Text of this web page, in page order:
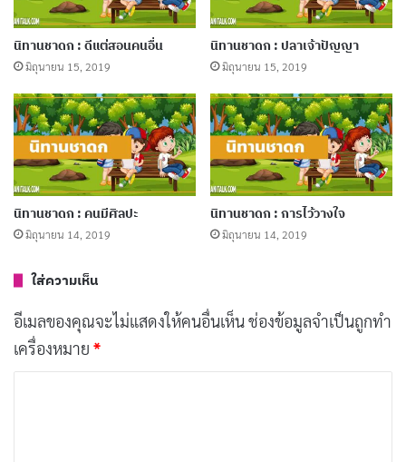
เขาจึงวางเฉยในเรื่องชื่อ เดินทางกลับไปพบอาจารย์ แล้ว
เล่าเรื่องที่ตนพบเห็นมาให้ฟัง และขอให้ชื่อนายบาปเช่น
เดิม อาจารย์จึงกล่าวคาถานี้ว่า
“เพระเห็นคนชื่อเป็นได้ตายไป หญิงชื่อรวย
กลับตกยาก และคนชื่อว่านักเดินทางแต่กลับ
นิทานเรื่องนี้สอนให้รู้ว่า
ชื่อนั้นไม่ใช่สิ่งสำคัญ
นิทานชาดก : ดีแต่สอนคนอื่น
มิถุนายน 15, 2019
นิทานชาดก : ปลาเจ้าปัญญา
มิถุนายน 15, 2019
นิทานชาดก : คนมีศิลปะ
มิถุนายน 14, 2019
นิทานชาดก : การไว้วางใจ
มิถุนายน 14, 2019
ใส่ความเห็น
อีเมลของคุณจะไม่แสดงให้คนอื่นเห็นช่องข้อมูลจำเป็นถูกทำ
เครื่องหมาย *